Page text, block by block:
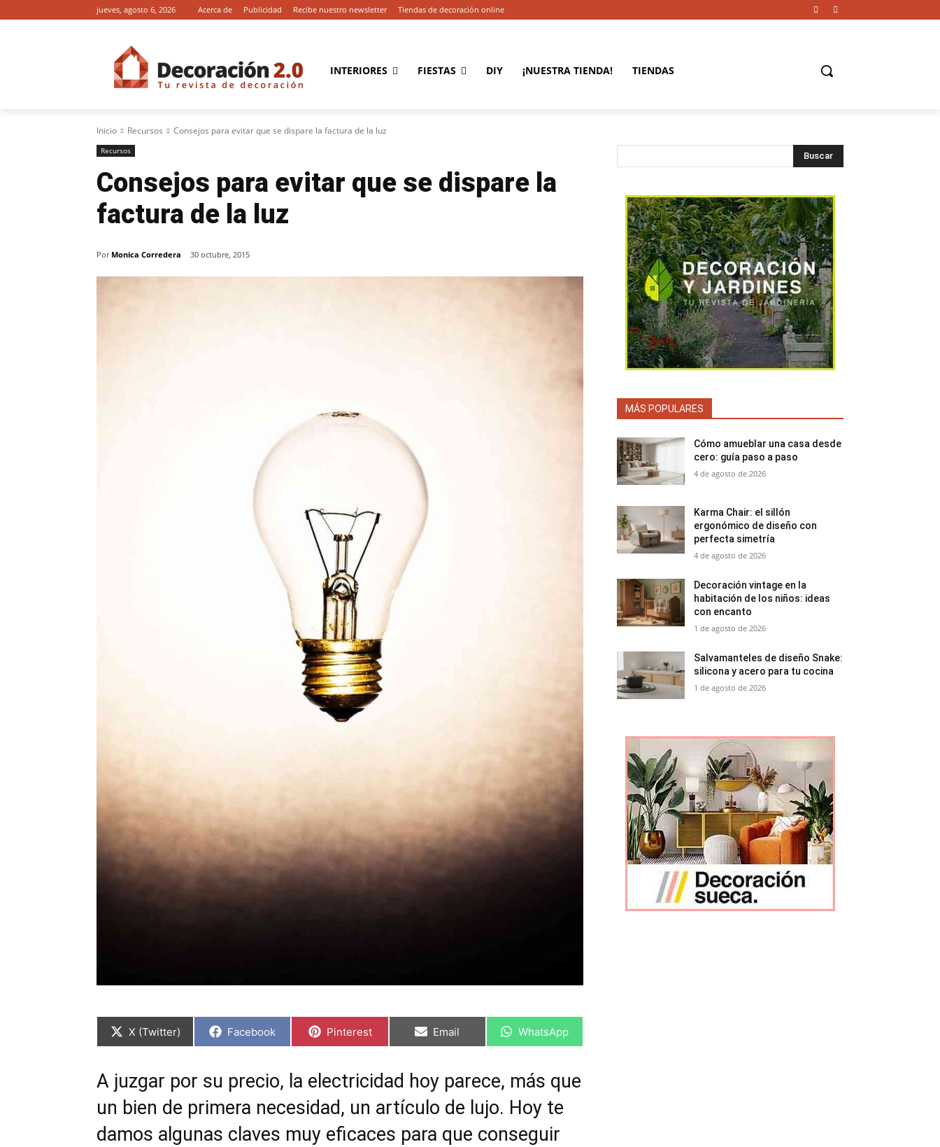
jueves, agosto 6, 2026 Acerca de Publicidad Recibe nuestro newsletter Tiendas de decoración online
INTERIORES FIESTAS DIY ¡NUESTRA TIENDA! TIENDAS
Inicio Recursos Consejos para evitar que se dispare la factura de la luz
Recursos
Consejos para evitar que se dispare la
factura de la luz
Por Monica Corredera 30 octubre, 2015
C
r
i
r
n
X (Twitter) C
r
t
i
r
n
Facebook C
r
i
r
n
Pinterest C
r
t
i
r
n
Email C
r
i
r
n
WhatsApp
A juzgar por su precio, la electricidad hoy parece, más que
un bien de primera necesidad, un artículo de lujo. Hoy te
damos algunas claves muy eficaces para que conseguir
Buscar
MÁS POPULARES
Cómo amueblar una casa desde
cero: guía paso a paso
4 de agosto de 2026
Karma Chair: el sillón
ergonómico de diseño con
perfecta simetría
4 de agosto de 2026
Decoración vintage en la
habitación de los niños: ideas
con encanto
1 de agosto de 2026
Salvamanteles de diseño Snake:
silicona y acero para tu cocina
1 de agosto de 2026